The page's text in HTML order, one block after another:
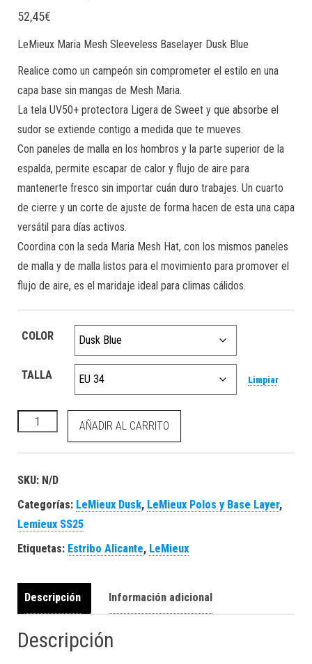
52,45€
LeMieux Maria Mesh Sleeveless Baselayer Dusk Blue
Realice como un campeón sin comprometer el estilo en una
capa base sin mangas de Mesh Maria.
La tela UV50+ protectora Ligera de Sweet y que absorbe el
sudor se extiende contigo a medida que te mueves.
Con paneles de malla en los hombros y la parte superior de la
espalda, permite escapar de calor y flujo de aire para
mantenerte fresco sin importar cuán duro trabajes. Un cuarto
de cierre y un corte de ajuste de forma hacen de esta una capa
versátil para días activos.
Coordina con la seda Maria Mesh Hat, con los mismos paneles
de malla y de malla listos para el movimiento para promover el
flujo de aire, es el maridaje ideal para climas cálidos.
COLOR
TALLA Limpiar
Maria Mesh Sleeveless Baselayer Dusk Blue cantidad
AÑADIR AL CARRITO
SKU: N/D
Categorías: LeMieux Dusk, LeMieux Polos y Base Layer,
Lemieux SS25
Etiquetas: Estribo Alicante, LeMieux
Descripción Información adicional
Descripción